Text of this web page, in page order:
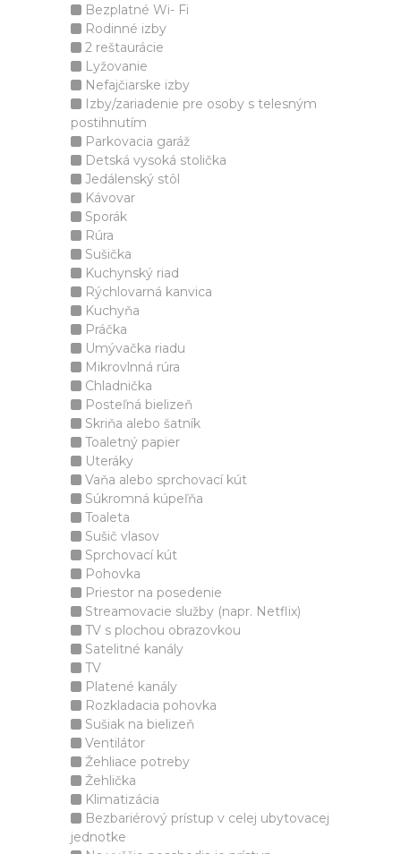
Bezplatné Wi- Fi
Rodinné izby
2 reštaurácie
Lyžovanie
Nefajčiarske izby
Izby/zariadenie pre osoby s telesným
postihnutím
Parkovacia garáž
Detská vysoká stolička
Jedálenský stôl
Kávovar
Sporák
Rúra
Sušička
Kuchynský riad
Rýchlovarná kanvica
Kuchyňa
Práčka
Umývačka riadu
Mikrovlnná rúra
Chladnička
Posteľná bielizeň
Skriňa alebo šatník
Toaletný papier
Uteráky
Vaňa alebo sprchovací kút
Súkromná kúpeľňa
Toaleta
Sušič vlasov
Sprchovací kút
Pohovka
Priestor na posedenie
Streamovacie služby (napr. Netflix)
TV s plochou obrazovkou
Satelitné kanály
TV
Platené kanály
Rozkladacia pohovka
Sušiak na bielizeň
Ventilátor
Žehliace potreby
Žehlička
Klimatizácia
Bezbariérový prístup v celej ubytovacej
jednotke